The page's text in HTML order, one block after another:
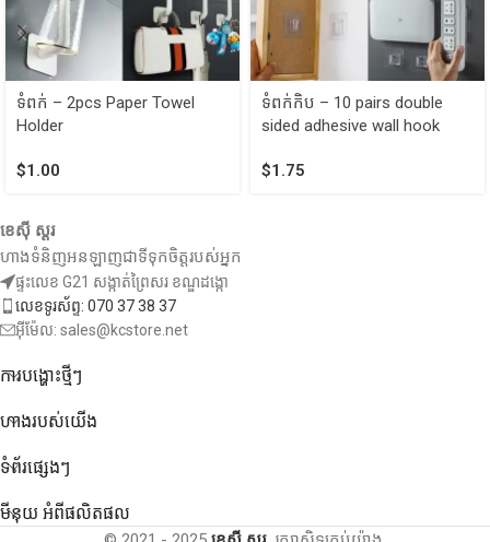
ទំពក់ – 2pcs Paper Towel
Holder
$1.00
ទំពក់កិប – 10 pairs double
sided adhesive wall hook
$1.75
ខេស៊ី ស្តរ
ហាងទំនិញអនឡាញជាទីទុកចិត្តរបស់អ្នក
ផ្ទះលេខ G21 សង្កាត់ព្រៃសរ ខណ្ឌដង្កោ
លេខទូរស័ព្ទ: 070 37 38 37
អ៊ីម៉ែល: sales@kcstore.net
ការបង្ហោះថ្មីៗ
ហាងរបស់យើង
ទំព័រផ្សេងៗ
មីនុយ អំពីផលិតផល